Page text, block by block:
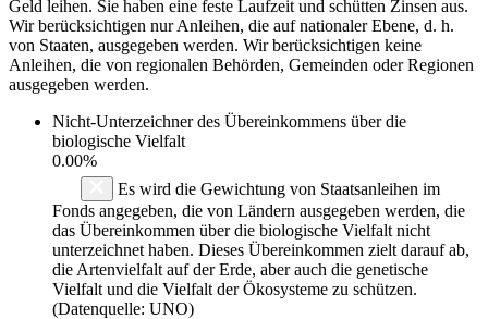
Geld leihen. Sie haben eine feste Laufzeit und schütten Zinsen aus.
Wir berücksichtigen nur Anleihen, die auf nationaler Ebene, d. h.
von Staaten, ausgegeben werden. Wir berücksichtigen keine
Anleihen, die von regionalen Behörden, Gemeinden oder Regionen
ausgegeben werden.
Nicht-Unterzeichner des Übereinkommens über die
biologische Vielfalt
0.00%
Es wird die Gewichtung von Staatsanleihen im
Fonds angegeben, die von Ländern ausgegeben werden, die
das Übereinkommen über die biologische Vielfalt nicht
unterzeichnet haben. Dieses Übereinkommen zielt darauf ab,
die Artenvielfalt auf der Erde, aber auch die genetische
Vielfalt und die Vielfalt der Ökosysteme zu schützen.
(Datenquelle: UNO)